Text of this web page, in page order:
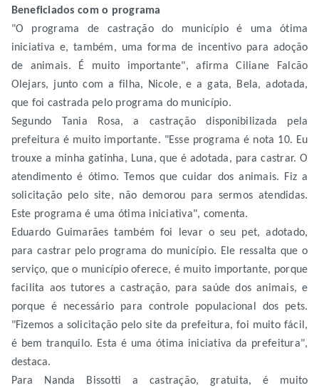
Beneficiados com o programa
"O programa de castração do município é uma ótima
iniciativa e, também, uma forma de incentivo para adoção
de animais. É muito importante", afirma Ciliane Falcão
Olejars, junto com a filha, Nicole, e a gata, Bela, adotada,
que foi castrada pelo programa do município.
Segundo Tania Rosa, a castração disponibilizada pela
prefeitura é muito importante. "Esse programa é nota 10. Eu
trouxe a minha gatinha, Luna, que é adotada, para castrar. O
atendimento é ótimo. Temos que cuidar dos animais. Fiz a
solicitação pelo site, não demorou para sermos atendidas.
Este programa é uma ótima iniciativa", comenta.
Eduardo Guimarães também foi levar o seu pet, adotado,
para castrar pelo programa do município. Ele ressalta que o
serviço, que o município oferece, é muito importante, porque
facilita aos tutores a castração, para saúde dos animais, e
porque é necessário para controle populacional dos pets.
"Fizemos a solicitação pelo site da prefeitura, foi muito fácil,
é bem tranquilo. Esta é uma ótima iniciativa da prefeitura",
destaca.
Para Nanda Bissotti a castração, gratuita, é muito